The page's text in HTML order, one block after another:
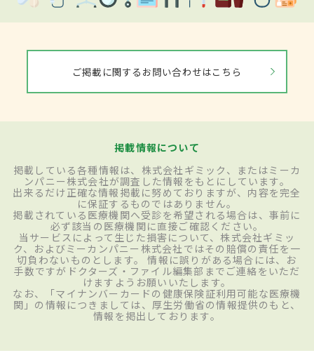
ご掲載に関するお問い合わせはこちら
掲載情報について
掲載している各種情報は、株式会社ギミック、またはミーカ
ンパニー株式会社が調査した情報をもとにしています。
出来るだけ正確な情報掲載に努めておりますが、内容を完全
に保証するものではありません。
掲載されている医療機関へ受診を希望される場合は、事前に
必ず該当の医療機関に直接ご確認ください。
当サービスによって生じた損害について、株式会社ギミッ
ク、およびミーカンパニー株式会社ではその賠償の責任を一
切負わないものとします。 情報に誤りがある場合には、お
手数ですがドクターズ・ファイル編集部までご連絡をいただ
けますようお願いいたします。
なお、「マイナンバーカードの健康保険証利用可能な医療機
関」の情報につきましては、厚生労働省の情報提供のもと、
情報を掲出しております。